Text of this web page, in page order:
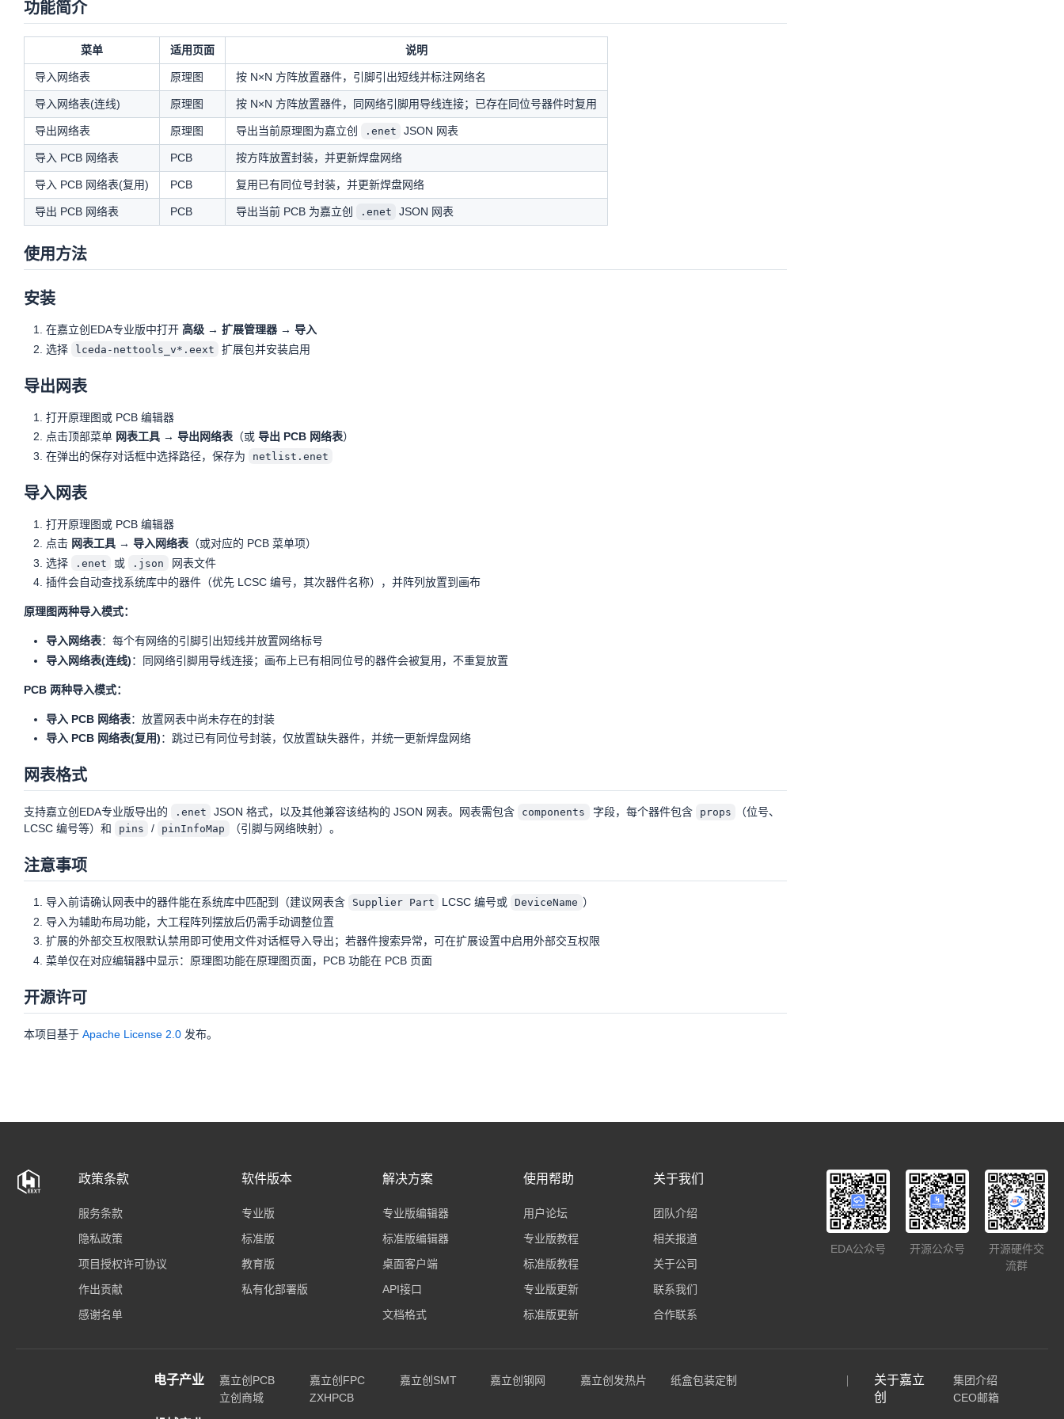
功能简介
菜单 适用页面 说明
导入网络表 原理图 按 N×N 方阵放置器件，引脚引出短线并标注网络名
导入网络表(连线) 原理图 按 N×N 方阵放置器件，同网络引脚用导线连接；已存在同位号器件时复用
导出网络表 原理图 导出当前原理图为嘉立创 .enet JSON 网表
导入 PCB 网络表 PCB 按方阵放置封装，并更新焊盘网络
导入 PCB 网络表(复用) PCB 复用已有同位号封装，并更新焊盘网络
导出 PCB 网络表 PCB 导出当前 PCB 为嘉立创 .enet JSON 网表
使用方法
安装
在嘉立创EDA专业版中打开 高级 → 扩展管理器 → 导入
选择
lceda-nettools_v*.eext 扩展包并安装启用
导出网表
打开原理图或 PCB 编辑器
点击顶部菜单 网表工具 → 导出网络表 （或 导出 PCB 网络表）
在弹出的保存对话框中选择路径，保存为
netlist.enet
导入网表
打开原理图或 PCB 编辑器
点击 网表工具 → 导入网络表 （或对应的 PCB 菜单项）
选择
.enet 或 .json
网表文件
插件会自动查找系统库中的器件（优先 LCSC 编号，其次器件名称），并阵列放置到画布
原理图两种导入模式：
导入网络表：每个有网络的引脚引出短线并放置网络标号
导入网络表(连线)：同网络引脚用导线连接；画布上已有相同位号的器件会被复用，不重复放置
PCB 两种导入模式：
导入 PCB 网络表：放置网表中尚未存在的封装
导入 PCB 网络表(复用)：跳过已有同位号封装，仅放置缺失器件，并统一更新焊盘网络
网表格式
支持嘉立创EDA专业版导出的 .enet JSON 格式，以及其他兼容该结构的 JSON 网表。网表需包含 components 字段，每个器件包含 props
（位号、
LCSC 编号等）和
pins / pinInfoMap （引脚与网络映射）。
注意事项
导入前请确认网表中的器件能在系统库中匹配到（建议网表含 Supplier Part LCSC 编号或 DeviceName ）
导入为辅助布局功能，大工程阵列摆放后仍需手动调整位置
扩展的外部交互权限默认禁用即可使用文件对话框导入导出；若器件搜索异常，可在扩展设置中启用外部交互权限
菜单仅在对应编辑器中显示：原理图功能在原理图页面，PCB 功能在 PCB 页面
开源许可
本项目基于 Apache License 2.0 发布。
政策条款
服务条款
隐私政策
项目授权许可协议
作出贡献
感谢名单
软件版本
专业版
标准版
教育版
私有化部署版
解决方案
专业版编辑器
标准版编辑器
桌面客户端
API接口
文档格式
使用帮助
用户论坛
专业版教程
标准版教程
专业版更新
标准版更新
关于我们
团队介绍
相关报道
关于公司
联系我们
合作联系
EDA公众号 开源公众号
开源硬件交
流群
电子产业 嘉立创PCB 嘉立创FPC 嘉立创SMT 嘉立创钢网 嘉立创发热片
纸盒包装定制
立创商城
ZXHPCB
关于嘉立
创
集团介绍
CEO邮箱